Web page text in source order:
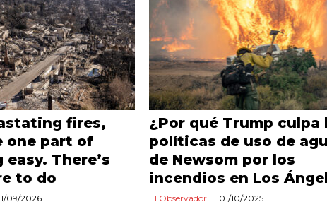
fires,
one part of
There’s
to do
09/2026
¿Por qué Trump culpa
políticas de uso de
de Newsom por los
incendios en Los
El Observador 01/10/2025